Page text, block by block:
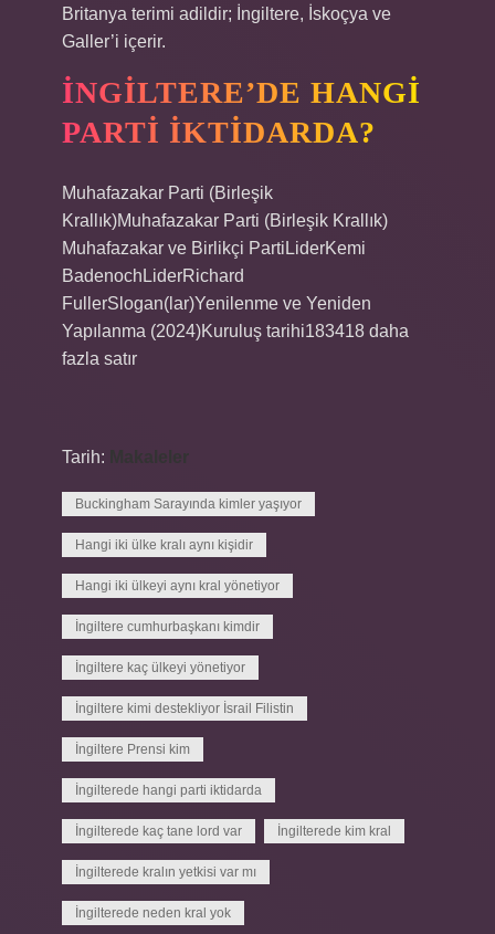
Britanya terimi adildir; İngiltere, İskoçya ve
Galler’i içerir.
İNGILTERE’DE HANGI
PARTI IKTIDARDA?
Muhafazakar Parti (Birleşik
Krallık)Muhafazakar Parti (Birleşik Krallık)
Muhafazakar ve Birlikçi PartiLiderKemi
BadenochLiderRichard
FullerSlogan(lar)Yenilenme ve Yeniden
Yapılanma (2024)Kuruluş tarihi183418 daha
fazla satır
Tarih:
Buckingham Sarayında kimler yaşıyor
Hangi iki ülke kralı aynı kişidir
Hangi iki ülkeyi aynı kral yönetiyor
İngiltere cumhurbaşkanı kimdir
İngiltere kaç ülkeyi yönetiyor
İngiltere kimi destekliyor İsrail Filistin
İngiltere Prensi kim
İngilterede hangi parti iktidarda
İngilterede kaç tane lord var İngilterede kim kral
İngilterede kralın yetkisi var mı
İngilterede neden kral yok